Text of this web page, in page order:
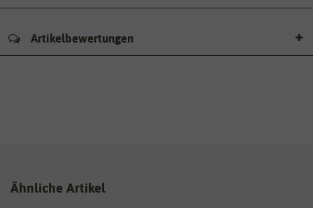
Artikelbewertungen
Ähnliche Artikel